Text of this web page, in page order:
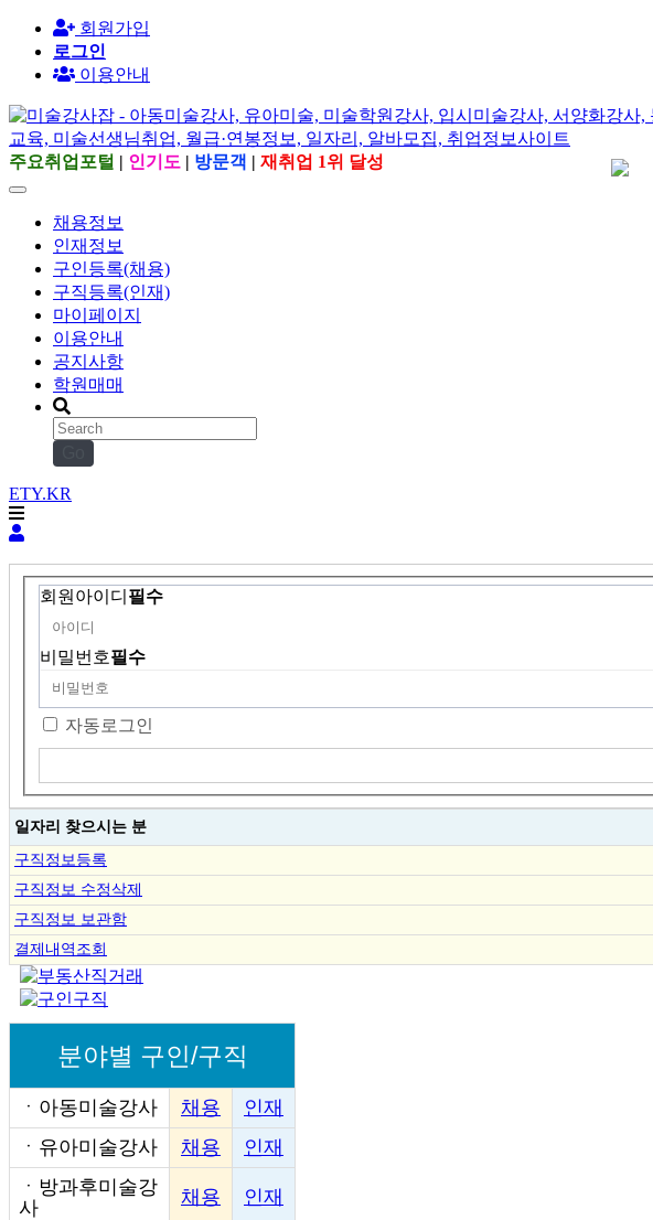
회원가입
로그인
이용안내
주요취업포털 | 인기도 | 방문객 | 재취업 1위 달성
채용정보
인재정보
구인등록(채용)
구직등록(인재)
마이페이지
이용안내
공지사항
학원매매
ETY.KR
회원아이디 필수
비밀번호필수
자동로그인
일자리 찾으시는 분
구직정보등록
구직정보 수정삭제
구직정보 보관함
결제내역조회
분야별 구인/구직
ㆍ 아동미술강사 채용
인재
ㆍ 유아미술강사 채용
인재
ㆍ 방과후미술강
사
채용 인재